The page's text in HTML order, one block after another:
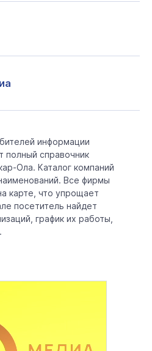
информации
полный справочник
Ола. Каталог компаний
Все фирмы
карте, что упрощает
посетитель найдет
график их работы,